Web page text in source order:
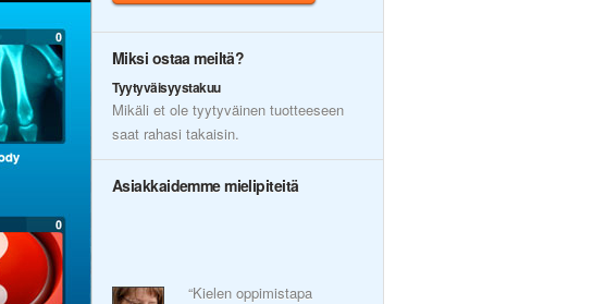
Miksi ostaa meiltä?
Tyytyväisyystakuu
Mikäli et ole tyytyväinen tuotteeseen
saat rahasi takaisin.
Asiakkaidemme mielipiteitä
“Kielen oppimistapa